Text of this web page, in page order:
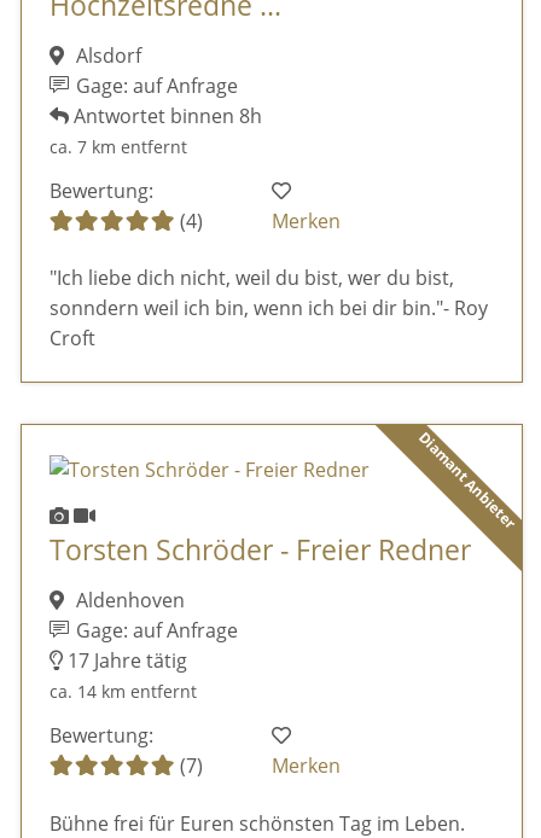
Alsdorf
Gage: auf Anfrage
Antwortet binnen 8h
ca. 7 km entfernt
Bewertung:
(4)
Merken
"Ich liebe dich nicht, weil du bist, wer du bist,
sonndern weil ich bin, wenn ich bei dir bin."- Roy
Croft
Diamant Anbieter
Torsten Schröder - Freier Redner
Aldenhoven
Gage: auf Anfrage
17 Jahre tätig
ca. 14 km entfernt
Bewertung:
(7)
Merken
Bühne frei für Euren schönsten Tag im Leben.